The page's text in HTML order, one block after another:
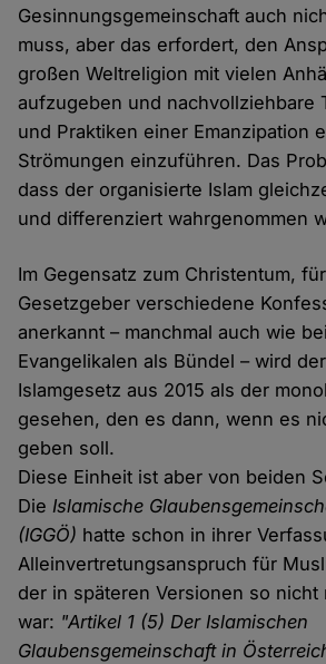
Gesinnungsgemeinschaft auch
muss, aber das erfordert, den
großen Weltreligion mit vielen
aufzugeben und nachvollziehbare
und Praktiken einer Emanzipation
Strömungen einzuführen. Das
dass der organisierte Islam
und differenziert wahrgenommen
Im Gegensatz zum Christentum,
Gesetzgeber verschiedene
anerkannt – manchmal auch wie
Evangelikalen als Bündel – wird
Islamgesetz aus 2015 als der
gesehen, den es dann, wenn es
geben soll.
Diese Einheit ist aber von beiden
DieIslamische
(IGGÖ) hatte schon in ihrer
Alleinvertretungsanspruch für
der in späteren Versionen so nicht
war: "Artikel 1 (5) Der Islamischen
Glaubensgemeinschaft in